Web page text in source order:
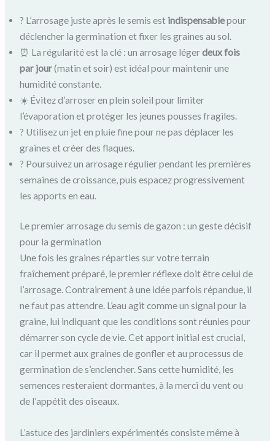
? L’arrosage juste après le semis est indispensablepour
déclencher la germination et fixer les graines au sol.
⏰ La régularité est la clé : un arrosage légerdeux fois
par jour(matin et soir) est idéal pour maintenir une
humidité constante.
☀️ Évitez d’arroser en plein soleil pour limiter
l’évaporation et protéger les jeunes pousses fragiles.
? Utilisez un jet en pluie fine pour ne pas déplacer les
graines et créer des flaques.
? Poursuivez un arrosage régulier pendant les premières
semaines de croissance, puis espacez progressivement
les apports en eau.
Le premier arrosage du semis de gazon : un geste décisif
pour la germination
Une fois les graines réparties sur votre terrain
fraîchement préparé, le premier réflexe doit être celui de
l’arrosage. Contrairement à une idée parfois répandue, il
ne faut pas attendre. L’eau agit comme un signal pour la
graine, lui indiquant que les conditions sont réunies pour
démarrer son cycle de vie. Cet apport initial est crucial,
car il permet aux graines de gonfler et au processus de
germination de s’enclencher. Sans cette humidité, les
semences resteraient dormantes, à la merci du vent ou
de l’appétit des oiseaux.
L’astuce des jardiniers expérimentés consiste même à